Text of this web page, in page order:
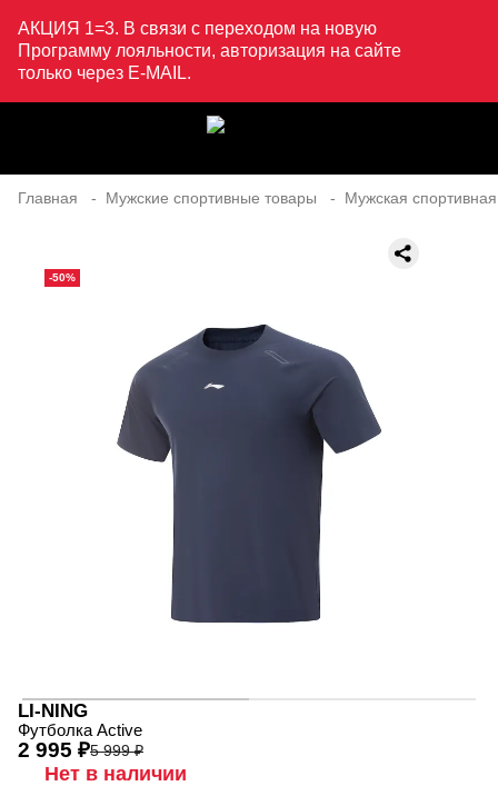
АКЦИЯ 1=3. В связи с переходом на новую
Программу лояльности, авторизация на сайте
только через E-MAIL.
Главная Мужские спортивные товары Мужская
-50%
LI-NING
Футболка Active
5 999 ₽
2 995 ₽
Нет в наличии